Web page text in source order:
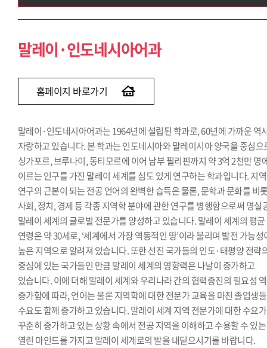
말레이·인도네시아어과
태국학과
인도어과
튀르키예·아제르바이잔학과
몽골어과
말레이·인도네시아어과
홈페이지 바로가기
말레이·인도네시아어과는 1964년에 설립된 학과로, 60년에 가까운 역
자랑하고 있습니다. 본 학과는 인도네시아와 말레이시아 양국을 중심으
싱가포르, 브루나이, 동티모르에 이어 남부 필리핀까지 약 3억 2천만 명
이르는 인구를 가진 말레이 세계를 심도 있게 연구하는 학과입니다. 지
연구의 근본이 되는 전공 언어의 완벽한 습득은 물론, 문학과 문화를 비
사회, 정치, 경제 등 각종 지역학 분야에 관한 연구를 병행함으로써 명실
말레이 세계의 글로벌 전문가를 양성하고 있습니다. 말레이 세계의 평균
연령은 약 30세로, ‘세계에서 가장 역동적인 땅’이라 불리며 발전 가능성
높은 지역으로 알려져 있습니다. 또한 선진 국가들의 인도·태평양 전략
중심에 있는 국가들인 만큼 말레이 세계의 영향력은 나날이 증가하고
있습니다. 이에 더해 말레이 세계와 우리나라 간의 협력증진의 필요성
증가함에 따라, 언어는 물론 지역학에 대한 전문가 교육을 마친 졸업생
수요도 함께 증가하고 있습니다. 말레이 세계 지역 전문가에 대한 수요가
꾸준히 증가하고 있는 상황 속에서 전공 지역을 이해하고 수용할 수 있는
열린 마인드를 가지고 말레이 세계로의 발을 내딛으시기를 바랍니다.